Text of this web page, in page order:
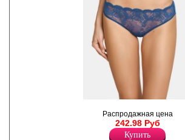
полностью кружевные.
Хлопок 95%
Спандекс 5%
Распродажная цена
242.98 Руб
Купить